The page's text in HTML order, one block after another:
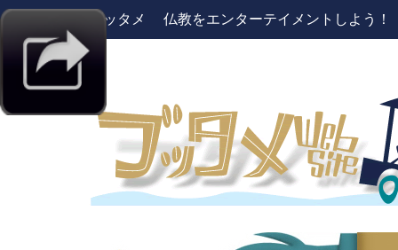
ブッタメ 仏教をエンターテイメントしよう